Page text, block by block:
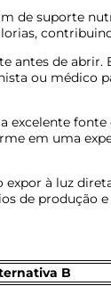
de
antes de
ou
em uma
à luz
de produção
B